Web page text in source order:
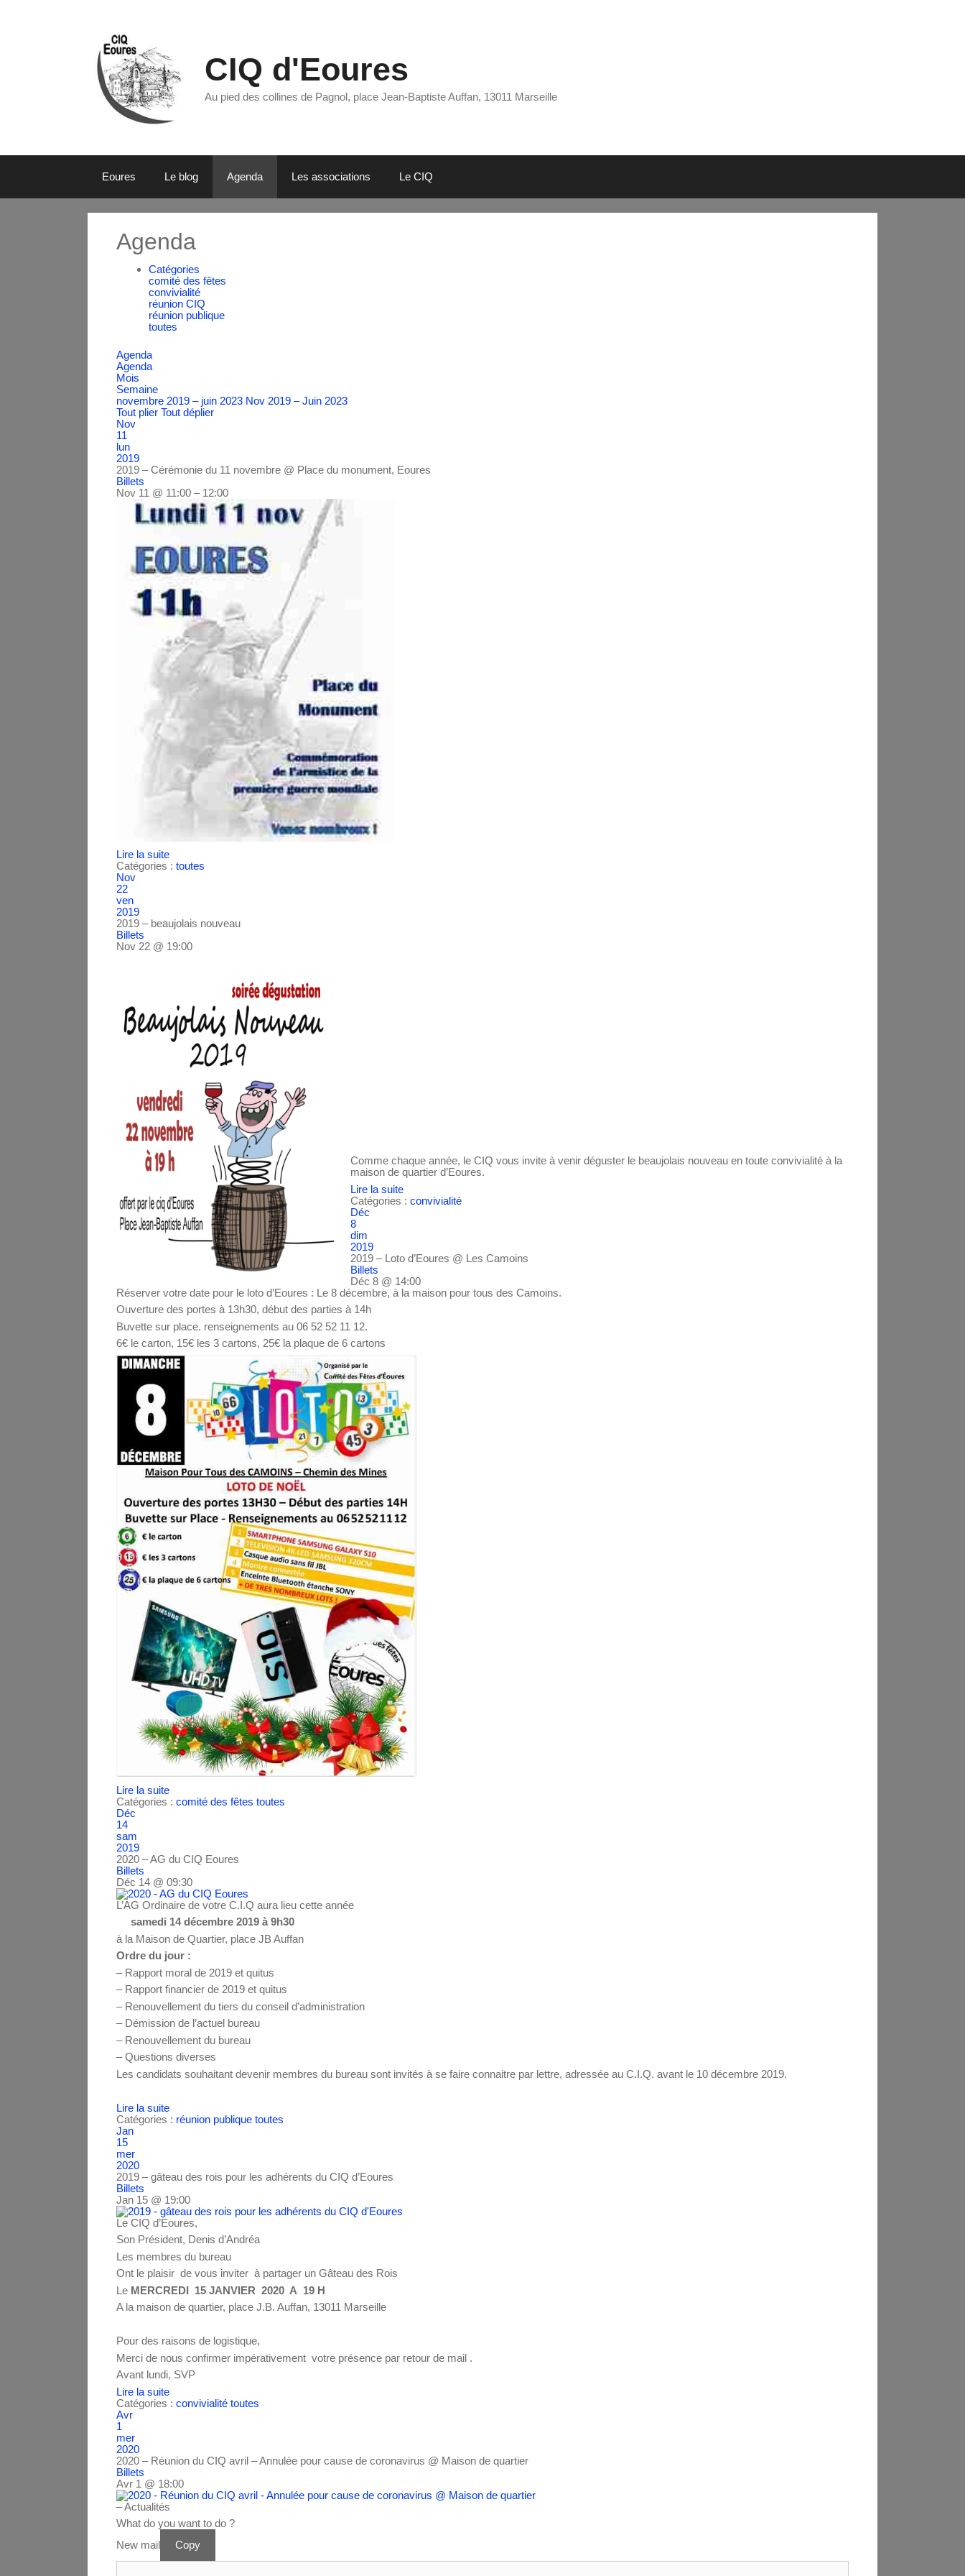
CIQ d'Eoures
Au pied des collines de Pagnol, place Jean-Baptiste Auffan, 13011 Marseille
Eoures Le blog Agenda Les associations Le CIQ
Agenda
Catégories
comité des fêtes
convivialité
réunion CIQ
réunion publique
toutes
Agenda
Agenda
Mois
Semaine
novembre 2019 – juin 2023 Nov 2019 – Juin 2023
Tout plier Tout déplier
Nov
11
lun
2019
2019 – Cérémonie du 11 novembre @ Place du monument, Eoures
Billets
Nov 11 @ 11:00 – 12:00
Lire la suite
Catégories : toutes
Nov
22
ven
2019
2019 – beaujolais nouveau
Billets
Nov 22 @ 19:00
Comme chaque année, le CIQ vous invite à venir déguster le beaujolais nouveau en toute convivialité à la
maison de quartier d’Eoures.
Lire la suite
Catégories : convivialité
Déc
8
dim
2019
2019 – Loto d’Eoures @ Les Camoins
Billets
Déc 8 @ 14:00
Réserver votre date pour le loto d’Eoures : Le 8 décembre, à la maison pour tous des Camoins.
Ouverture des portes à 13h30, début des parties à 14h
Buvette sur place. renseignements au 06 52 52 11 12.
6€ le carton, 15€ les 3 cartons, 25€ la plaque de 6 cartons
Lire la suite
Catégories : comité des fêtes toutes
Déc
14
sam
2019
2020 – AG du CIQ Eoures
Billets
Déc 14 @ 09:30
L’AG Ordinaire de votre C.I.Q aura lieu cette année
samedi 14 décembre 2019 à 9h30
à la Maison de Quartier, place JB Auffan
Ordre du jour :
– Rapport moral de 2019 et quitus
– Rapport financier de 2019 et quitus
– Renouvellement du tiers du conseil d’administration
– Démission de l’actuel bureau
– Renouvellement du bureau
– Questions diverses
Les candidats souhaitant devenir membres du bureau sont invités à se faire connaitre par lettre, adressée au C.I.Q. avant le 10 décembre 2019.
Lire la suite
Catégories : réunion publique toutes
Jan
15
mer
2020
2019 – gâteau des rois pour les adhérents du CIQ d’Eoures
Billets
Jan 15 @ 19:00
Le CIQ d’Eoures,
Son Président, Denis d’Andréa
Les membres du bureau
Ont le plaisir de vous inviter à partager un Gâteau des Rois
Le MERCREDI 15 JANVIER 2020 A 19 H
A la maison de quartier, place J.B. Auffan, 13011 Marseille
Pour des raisons de logistique,
Merci de nous confirmer impérativement votre présence par retour de mail .
Avant lundi, SVP
Lire la suite
Catégories : convivialité toutes
Avr
1
mer
2020
2020 – Réunion du CIQ avril – Annulée pour cause de coronavirus @ Maison de quartier
Billets
Avr 1 @ 18:00
– Actualités
What do you want to do ?
New mail
Copy